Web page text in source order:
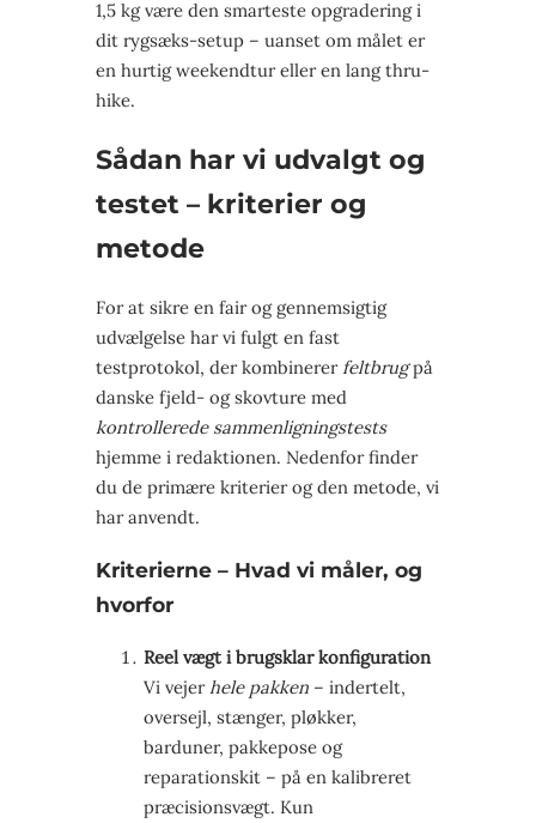
1,5 kg være den smarteste opgradering i
dit rygsæks-setup – uanset om målet er
en hurtig weekendtur eller en lang thru-
hike.
Sådan har vi udvalgt og
testet – kriterier og
metode
For at sikre en fair og gennemsigtig
udvælgelse har vi fulgt en fast
testprotokol, der kombinerer feltbrugpå
danske fjeld- og skovture med
kontrollerede sammenligningstests
hjemme i redaktionen. Nedenfor finder
du de primære kriterier og den metode, vi
har anvendt.
Kriterierne – Hvad vi måler, og
hvorfor
Reel vægt i brugsklar konfiguration
Vi vejerhele pakken – indertelt,
oversejl, stænger, pløkker,
barduner, pakkepose og
reparationskit – på en kalibreret
præcisionsvægt. Kun